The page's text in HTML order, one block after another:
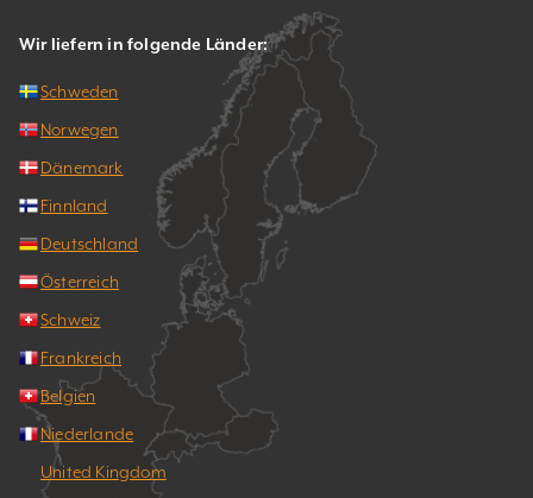
Wir liefern in folgende Länder:
Schweden
Norwegen
Dänemark
Finnland
Deutschland
Österreich
Schweiz
Frankreich
Belgien
Niederlande
United Kingdom